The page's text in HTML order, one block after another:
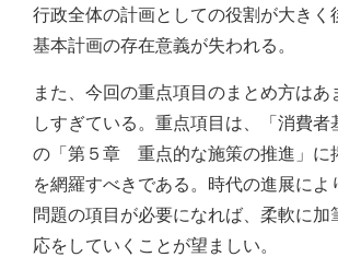
行政全体の計画としての役割が大きく
基本計画の存在意義が失われる。
また、今回の重点項目のまとめ方はあ
しすぎている。重点項目は、「消費者
の「第５章 重点的な施策の推進」に
を網羅すべきである。時代の進展によ
問題の項目が必要になれば、柔軟に加
応をしていくことが望ましい。